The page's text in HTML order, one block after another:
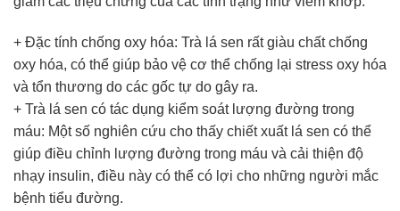
+ Đặc tính chống oxy hóa: Trà lá sen rất giàu chất chống
oxy hóa, có thể giúp bảo vệ cơ thể chống lại stress oxy hóa
và tổn thương do các gốc tự do gây ra.
+ Trà lá sen có tác dụng kiểm soát lượng đường trong
máu: Một số nghiên cứu cho thấy chiết xuất lá sen có thể
giúp điều chỉnh lượng đường trong máu và cải thiện độ
nhạy insulin, điều này có thể có lợi cho những người mắc
bệnh tiểu đường.